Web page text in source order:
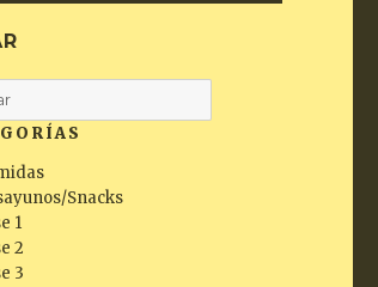
Snacks
1
2
3